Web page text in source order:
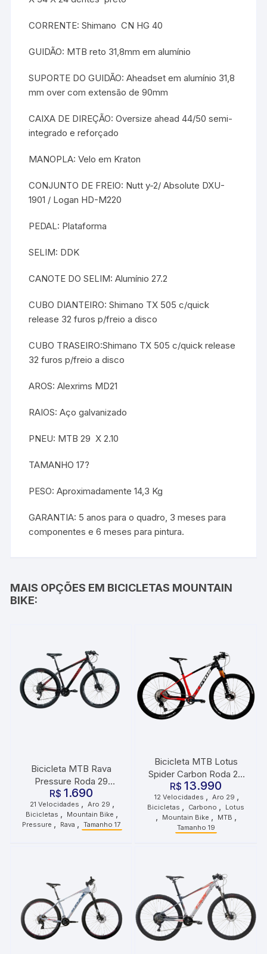
CORRENTE: Shimano  CN HG 40
GUIDÃO: MTB reto 31,8mm em alumínio
SUPORTE DO GUIDÃO: Aheadset em alumínio 31,8
mm over com extensão de 90mm
CAIXA DE DIREÇÃO: Oversize ahead 44/50 semi-
integrado e reforçado
MANOPLA: Velo em Kraton
CONJUNTO DE FREIO: Nutt y-2/ Absolute DXU-
1901 / Logan HD-M220
PEDAL: Plataforma
SELIM: DDK
CANOTE DO SELIM: Alumínio 27.2
CUBO DIANTEIRO: Shimano TX 505 c/quick
release 32 furos p/freio a disco
CUBO TRASEIRO:Shimano TX 505 c/quick release
32 furos p/freio a disco
AROS: Alexrims MD21
RAIOS: Aço galvanizado
PNEU: MTB 29  X 2.10
TAMANHO 17?
PESO: Aproximadamente 14,3 Kg
GARANTIA: 5 anos para o quadro, 3 meses para
componentes e 6 meses para pintura.
MAIS OPÇÕES EM BICICLETAS MOUNTAIN
BIKE:
Bicicleta MTB Rava
Pressure Roda 29
Tamanho 17 21
Velocidades Preto
Vermelho
R$ 1.690
21 Velocidades , Aro 29 ,
Bicicletas , Mountain Bike ,
Pressure , Rava , Tamanho 17
Bicicleta MTB Lotus
Spider Carbon Roda 29
Tamanho 19 12
Velocidades Vermelho
Preto
R$ 13.990
12 Velocidades Aro 29
Bicicletas Carbono Lotus
Mountain Bike MTB
Tamanho 19